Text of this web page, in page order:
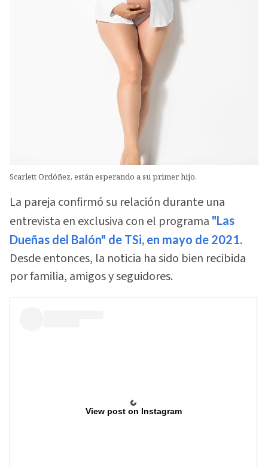
Scarlett Ordóñez, están esperando a su primer hijo.
La pareja confirmó su relación durante una
entrevista en exclusiva con el programa "Las
Dueñas del Balón" de TSi, en mayo de 2021.
Desde entonces, la noticia ha sido bien recibida
por familia, amigos y seguidores.
View post on Instagram